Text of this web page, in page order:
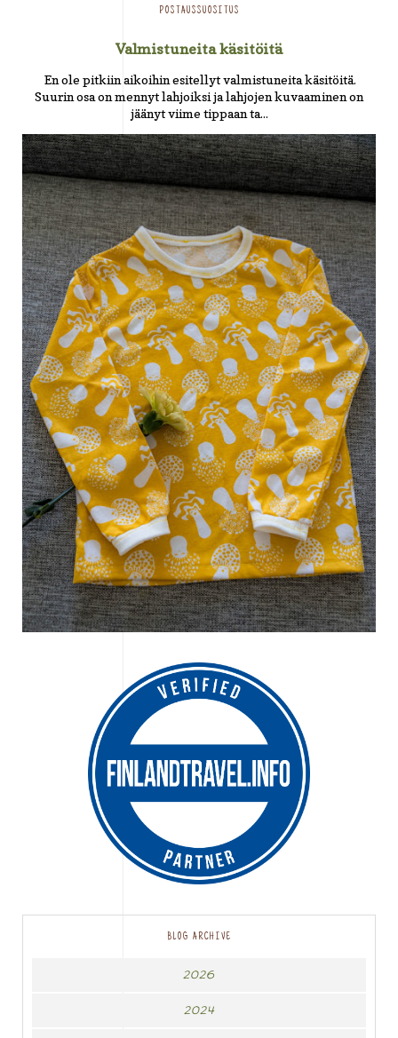
POSTAUSSUOSITUS
Valmistuneita käsitöitä
En ole pitkiin aikoihin esitellyt valmistuneita käsitöitä.
Suurin osa on mennyt lahjoiksi ja lahjojen kuvaaminen on
jäänyt viime tippaan ta...
BLOG ARCHIVE
2026
2024